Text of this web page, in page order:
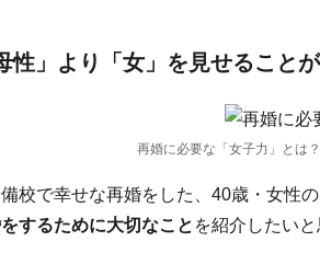
性」より「女」を見せること
再婚に必要な「女子力」とは？
校で幸せな再婚をした、40歳・女性
するために大切なこと を紹介したいと